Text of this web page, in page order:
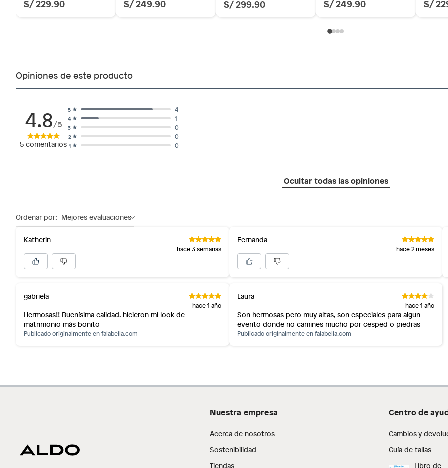
Marca: Aldo
S/ 229.90 S/ 249.90 S/ 299.90 S/ 249.90 S/
Opiniones de este producto
4.8/5
5 comentarios 1 0
2 0
3 0
4 1
5 4
Ocultar todas las opiniones
Ordenar por: Mejores evaluaciones
Katherin
hace 3 semanas
gabriela
hace 1 año
Hermosas!! Buenísima calidad. hicieron mi look de
matrimonio más bonito
Publicado originalmente enfalabella.com
Fernanda
hace 2 meses
Laura
hace 1 año
Son hermosas pero muy altas, son especiales para algun
evento donde no camines mucho por cesped o piedras
Publicado originalmente enfalabella.com
Nuestra empresa
Acerca de nosotros
Sostenibilidad
Tiendas
Centro de
Cambios y
Guía de tallas
Libro de